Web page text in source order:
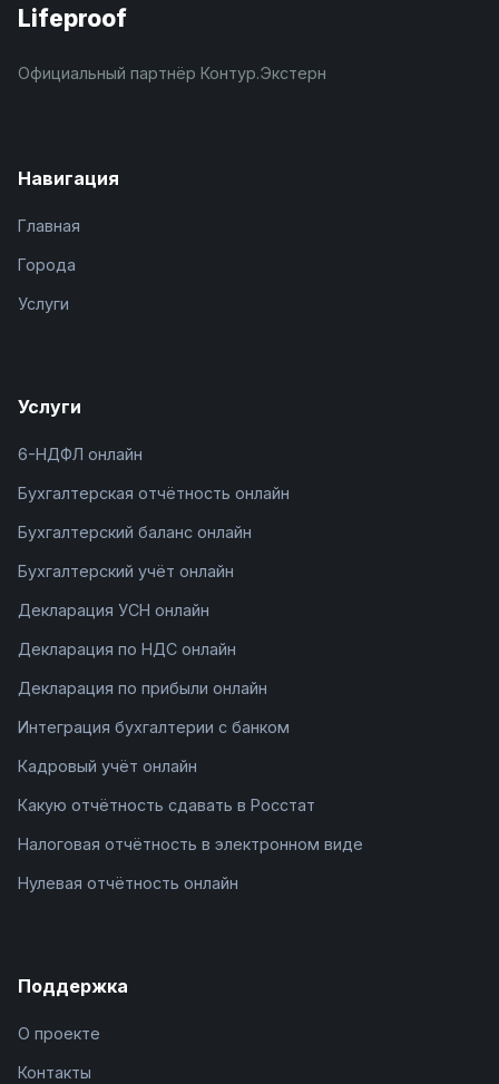
Lifeproof
Официальный партнёр Контур.Экстерн
Навигация
Главная
Города
Услуги
Услуги
6-НДФЛ онлайн
Бухгалтерская отчётность онлайн
Бухгалтерский баланс онлайн
Бухгалтерский учёт онлайн
Декларация УСН онлайн
Декларация по НДС онлайн
Декларация по прибыли онлайн
Интеграция бухгалтерии с банком
Кадровый учёт онлайн
Какую отчётность сдавать в Росстат
Налоговая отчётность в электронном виде
Нулевая отчётность онлайн
Поддержка
О проекте
Контакты